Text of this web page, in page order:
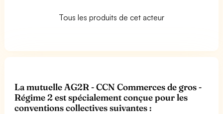
Tous les produits de cet acteur
La mutuelle AG2R - CCN Commerces de gros -
Régime 2 est spécialement conçue pour les
conventions collectives suivantes :